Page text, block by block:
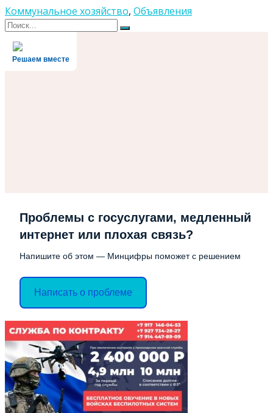
Коммунальное хозяйство, Объявления
Поиск
Поиск
Решаем вместе
Проблемы с госуслугами, медленный
интернет или плохая связь?
Напишите об этом — Минцифры поможет с решением
Написать о проблеме